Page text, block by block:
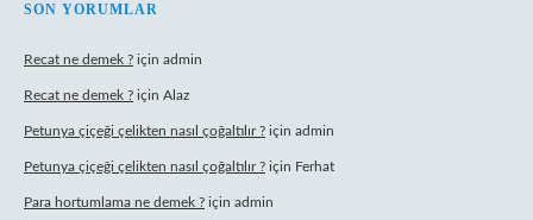
SON YORUMLAR
Recat ne demek ? için admin
Recat ne demek ? için Alaz
Petunya çiçeği çelikten nasıl çoğaltılır ? için admin
Petunya çiçeği çelikten nasıl çoğaltılır ? için Ferhat
Para hortumlama ne demek ? için admin